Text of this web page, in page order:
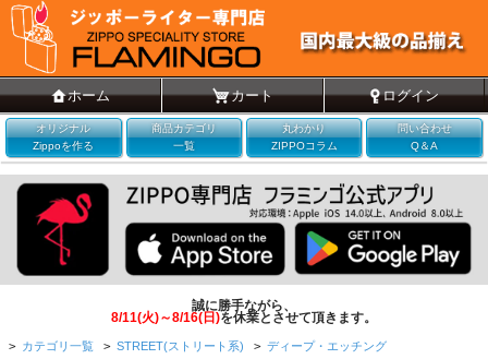
ホーム カート ログイン
オリジナル
Zippoを作る
商品カテゴリ
一覧
丸わかり
ZIPPOコラム
問い合わせ
Q＆A
誠に勝手ながら、
8/11(火)～8/16(日)を休業とさせて頂きます。
> カテゴリ一覧 > STREET(ストリート系) > ディープ・エッチング